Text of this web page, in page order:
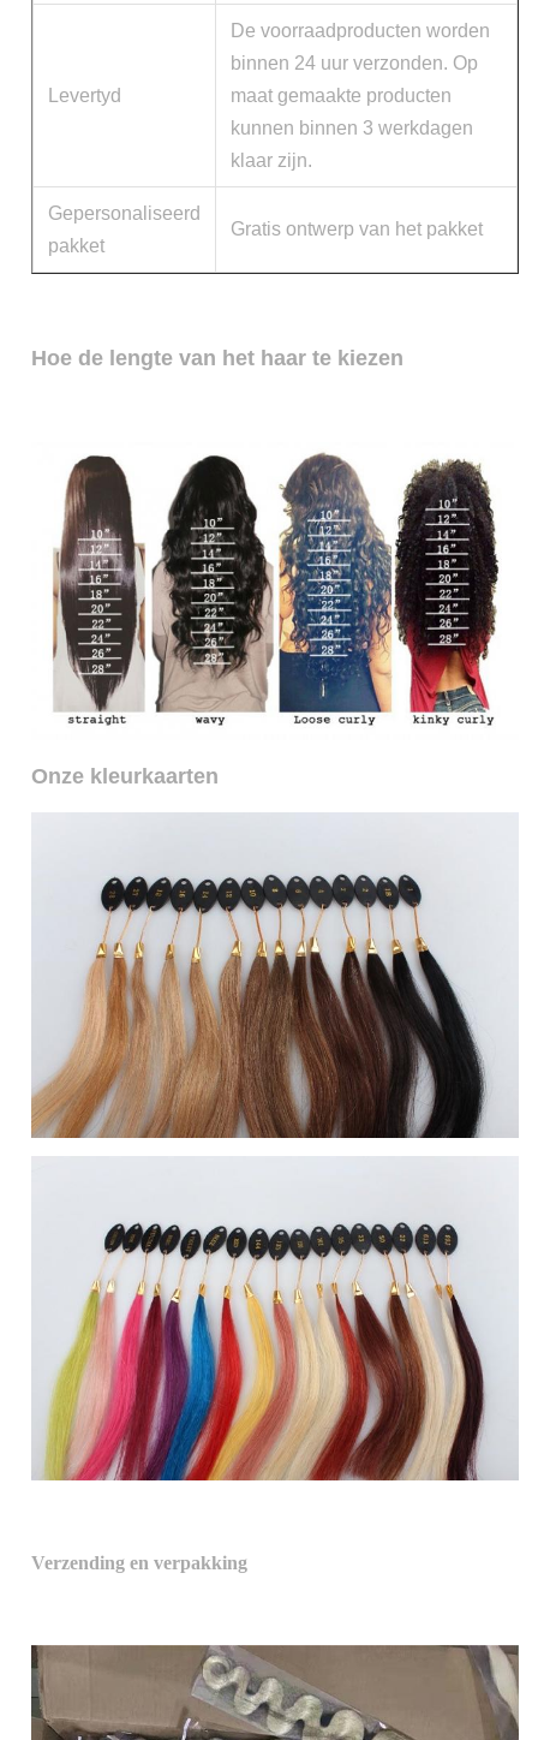
Levertyd
De voorraadproducten worden
binnen 24 uur verzonden. Op
maat gemaakte producten
kunnen binnen 3 werkdagen
klaar zijn.
Gepersonaliseerd
pakket
Gratis ontwerp van het pakket
Hoe de lengte van het haar te kiezen
Onze kleurkaarten
Verzending en verpakking